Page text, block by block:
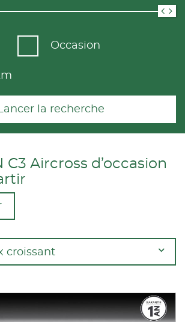
Occasion
la recherche
C3 Aircross d’occasion
croissant